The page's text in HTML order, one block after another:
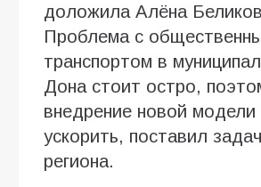
доложила Алёна
Проблема с
транспортом в
Дона стоит остро,
внедрение новой модели
ускорить, поставил
региона.